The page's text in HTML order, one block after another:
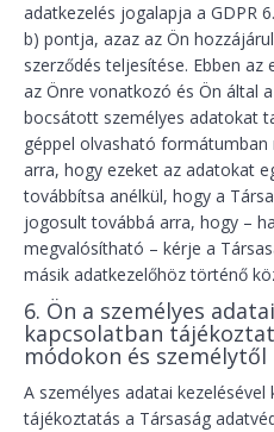
adatkezelés jogalapja a GDPR
b) pontja, azaz az Ön
szerződés teljesítése. Ebben
az Önre vonatkozó és Ön által
bocsátott személyes adatokat
géppel olvasható
arra, hogy ezeket az adatokat
továbbítsa anélkül, hogy a
jogosult továbbá arra, hogy –
megvalósítható – kérje a
másik adatkezelőhöz történő
6. Ön a személyes
kapcsolatban
módokon és személytől
A személyes adatai
tájékoztatás a Társaság